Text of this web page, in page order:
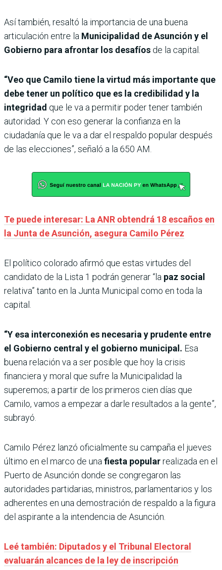
Así también, resaltó la importancia de una buena
articulación entre la Municipalidad de Asunción y el
Gobierno para afrontar los desafíos de la capital.
“Veo que Camilo tiene la virtud más importante que
debe tener un político que es la credibilidad y la
integridad que le va a permitir poder tener también
autoridad. Y con eso generar la confianza en la
ciudadanía que le va a dar el respaldo popular después
de las elecciones”, señaló a la 650 AM.
Te puede interesar: La ANR obtendrá 18 escaños en
la Junta de Asunción, asegura Camilo Pérez
El político colorado afirmó que estas virtudes del
candidato de la Lista 1 podrán generar “la paz social
relativa” tanto en la Junta Municipal como en toda la
capital.
“Y esa interconexión es necesaria y prudente entre
el Gobierno central y el gobierno municipal. Esa
buena relación va a ser posible que hoy la crisis
financiera y moral que sufre la Municipalidad la
superemos; a partir de los primeros cien días que
Camilo, vamos a empezar a darle resultados a la gente”,
subrayó.
Camilo Pérez lanzó oficialmente su campaña el jueves
último en el marco de una fiesta popularrealizada en el
Puerto de Asunción donde se congregaron las
autoridades partidarias, ministros, parlamentarios y los
adherentes en una demostración de respaldo a la figura
del aspirante a la intendencia de Asunción.
Leé también: Diputados y el Tribunal Electoral
evaluarán alcances de la ley de inscripción